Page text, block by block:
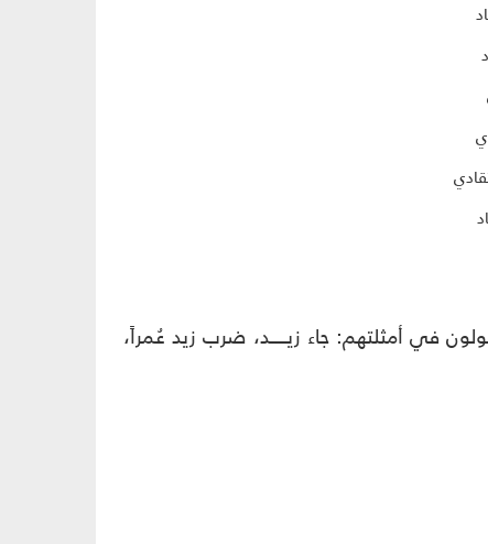
أمثلتهم: جاء زيـــــد، ضرب زيد عُمراً،